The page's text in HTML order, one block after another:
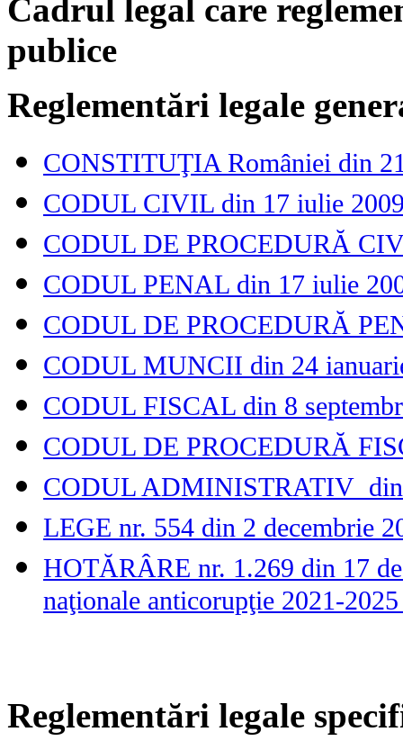
Cadrul legal care
publice
Reglementări legale
CONSTITUŢIA României din
CODUL CIVIL din 17 iulie
CODUL DE PROCEDURĂ
CODUL PENAL din 17 iulie
CODUL DE PROCEDURĂ
CODUL MUNCII din 24
CODUL FISCAL din 8
CODUL DE PROCEDURĂ
CODUL ADMINISTRATIV din
LEGE nr. 554 din 2 decembrie
HOTĂRÂRE nr. 1.269 din 17
naţionale anticorupţie 2021-
Reglementări legale